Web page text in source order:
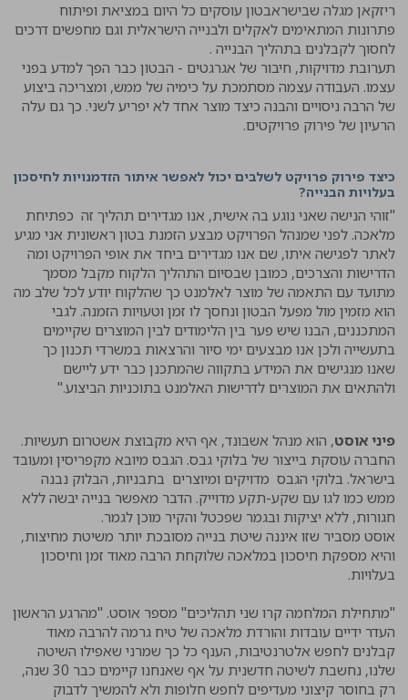
ריזקאן מגלה שבישראבטון עוסקים כל היום במציאת ופיתוח
פתרונות המתאימים לאקלים ולבנייה הישראלית וגם מחפשים דרכים
לחסוך לקבלנים בתהליך הבנייה .
תערובת מדויקות, חיבור של אגרגטים - הבטון כבר הפך למדע בפני
עצמו. העבודה עצמה מסתמכת על כימיה של ממש, ומצריכה ביצוע
של הרבה ניסויים והבנה כיצד מוצר אחד לא יפריע לשני. כך גם עלה
הרעיון של פירוק פרויקטים.
כיצד פירוק פרויקט לשלבים יכול לאפשר איתור הזדמנויות לחיסכון
בעלויות הבנייה?
"זוהי הנישה שאני נוגע בה אישית, אנו מגדירים תהליך זה כפתיחת
מלאכה. לפני שמנהל הפרויקט מבצע הזמנת בטון ראשונית אני מגיע
לאתר לפגישה איתו, שם אנו מגדירים ביחד את אופי הפרויקט ומה
הדרישות והצרכים, כמובן שבסיום התהליך הלקוח מקבל מסמך
מתועד עם התאמה של מוצר לאלמנט כך שהלקוח יודע לכל שלב מה
הוא מזמין מול מפעל הבטון ונחסך לו זמן וטעויות הזמנה. לגבי
המתכננים, הבנו שיש פער בין הלימודים לבין המוצרים שקיימים
בתעשייה ולכן אנו מבצעים ימי סיור והרצאות במשרדי תכנון כך
שאנו מנגישים את המידע בתקווה שהמתכנן כבר ידע ליישם
ולהתאים את המוצרים לדרישות האלמנט בתוכניות הביצוע."
פיני אוסט, הוא מנהל אשבונד, אף היא מקבוצת אשטרום תעשיות.
החברה עוסקת בייצור של בלוקי גבס. הגבס מיובא מקפריסין ומעובד
בישראל. בלוקי הגבס מדויקים ומיוצרים בתבניות, הבלוק נבנה
ממש כמו לגו עם שקע-תקע מדוייק. הדבר מאפשר בנייה יבשה ללא
חגורות, ללא יציקות ובגמר שפכטל והקיר מוכן לגמר.
אוסט מסביר שזו איננה שיטת בנייה מסובכת יותר משיטת מחיצות,
והיא מספקת חיסכון במלאכה שלוקחת הרבה מאוד זמן וחיסכון
בעלויות.
"מתחילת המלחמה קרו שני תהליכים" מספר אוסט. "מהרגע הראשון
העדר ידיים עובדות והורדת מלאכה של טיח גרמה להרבה מאוד
קבלנים לחפש אלטרנטיבות, הענף כל כך שמרני שאפילו השיטה
שלנו, נחשבת לשיטה חדשנית על אף שאנחנו קיימים כבר 30 שנה,
רק בחוסר קיצוני מעדיפים לחפש חלופות ולא להמשיך לדבוק